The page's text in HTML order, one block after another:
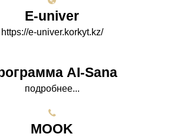
E-univer
https://e-univer.korkyt.kz/
AI-Sana
подробнее...
МООK